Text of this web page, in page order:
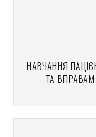
НАВЧАННЯ
ТА